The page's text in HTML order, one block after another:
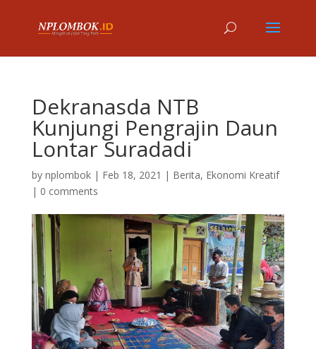
Dekranasda NTB
Kunjungi Pengrajin Daun
Lontar Suradadi
by nplombok| Feb 18, 2021 | Berita, Ekonomi Kreatif
| 0 comments